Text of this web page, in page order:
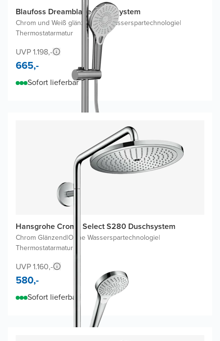
Blaufoss Dreamblade Duschsystem
Chrom und Weiß glänzend|Mit Wasserspartechnologie|
Thermostatarmatur
UVP 1.198,-
665,-
Sofort lieferbar
Hansgrohe Croma Select S280 Duschsystem
Chrom Glänzend|Ohne Wasserspartechnologie|
Thermostatarmatur
UVP 1.160,-
580,-
Sofort lieferbar